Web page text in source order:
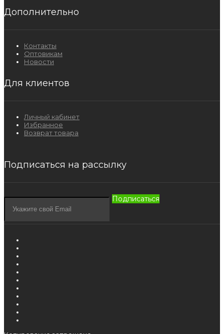
Дополнительно
Контакты
Оптовикам
Новости
Для клиентов
Личный кабинет
Избранное
Возврат товара
Подписаться на рассылку
Подписаться